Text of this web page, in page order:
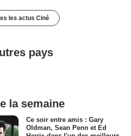
les actus Ciné
pays
la semaine
Ce soir entre amis : Gary
Oldman, Sean Penn et Ed